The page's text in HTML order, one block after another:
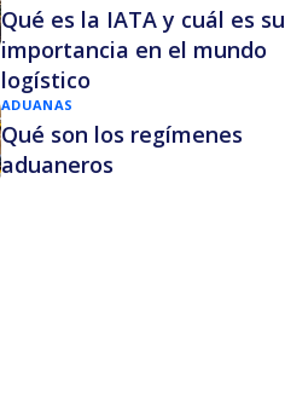
Qué es la IATA y cuál es su
importancia en el mundo
logístico
ADUANAS
Qué son los regímenes
aduaneros